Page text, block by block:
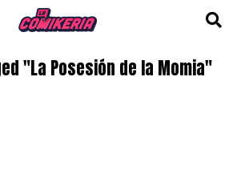
"La Posesión de la Momia"